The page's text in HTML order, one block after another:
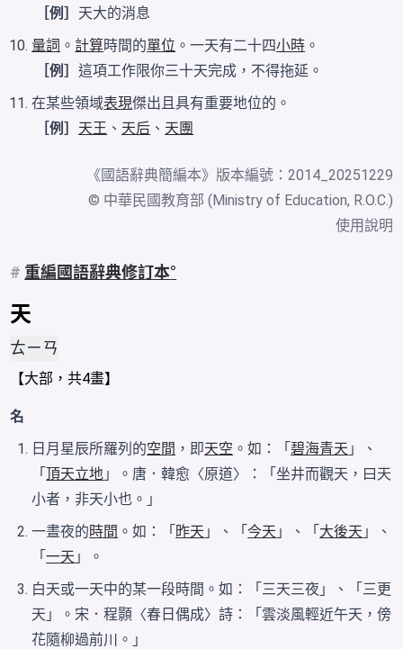
［例］ 天大的消息
量詞 。 計算時間的單位 。一天有二十四小時 。
［例］這項工作限你三十天完成，不得拖延。
在某些領域表現傑出且具有重要地位的。
［例］ 天王 、 天后 、 天團
《國語辭典簡編本》版本編號：2014_20251229
© 中華民國教育部 (Ministry of Education, R.O.C.)
使用說明
# 重編國語辭典修訂本
天
ㄊㄧㄢ
【大部，共4畫】
名
日月星辰所羅列的空間 ，即天空 。如：「碧海青天 」、
「頂天立地 」。唐．韓愈〈原道〉：「坐井而觀天，曰天
小者，非天小也。」
一晝夜的時間 。如：「 昨天 」、「今天 」、「 大後天 」、
「一天 」。
白天或一天中的某一段時間。如：「三天三夜」、「三更
天」。宋．程顥〈春日偶成〉詩：「雲淡風輕近午天，傍
花隨柳過前川。」